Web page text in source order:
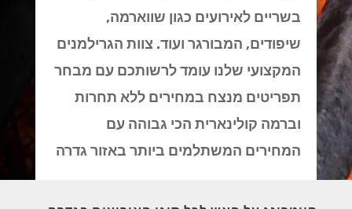
בשריים לאירועים כגון שווארמה,
שיפודים, המבורגר ועוד. צוות הגרילמנים
המקצועי שלנו עומד לרשותכם עם מבחר
תפריטים מנצח במחירים ללא תחרות
וברמה קולינארית הכי גבוהה עם
המחירים המשתלמים ביותר באזור גדרה